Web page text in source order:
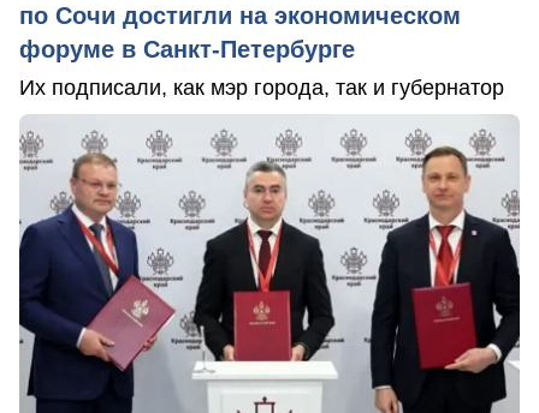
по Сочи достигли на экономическом
форуме в Санкт-Петербурге
Их подписали, как мэр города, так и губернатор